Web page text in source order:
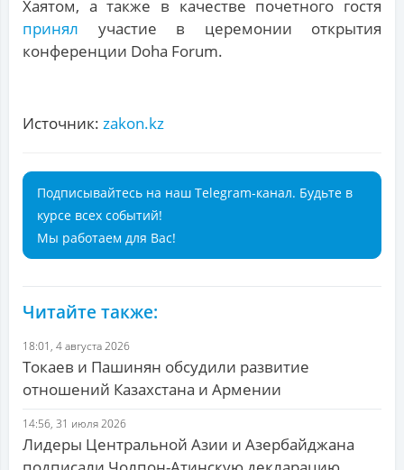
Хаятом, а также в качестве почетного гостя
принял участие в церемонии открытия
конференции Doha Forum.
Источник: zakon.kz
Подписывайтесь на наш Telegram-канал. Будьте в
курсе всех событий!
Мы работаем для Вас!
Читайте также:
18:01, 4 августа 2026
Токаев и Пашинян обсудили развитие
отношений Казахстана и Армении
14:56, 31 июля 2026
Лидеры Центральной Азии и Азербайджана